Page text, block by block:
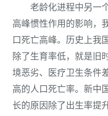
老龄化进程中另一
高峰惯性作用的影响，
口死亡高峰。历史上我
除了生育率低，就是旧
境恶劣、医疗卫生条件
高的人口死亡率。新中
长的原因除了出生率提